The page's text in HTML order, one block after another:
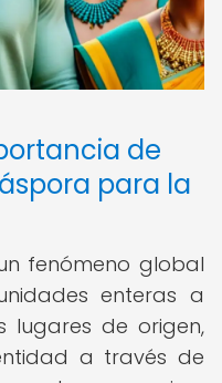
de
para la
fenómeno global
enteras a
lugares de origen,
a través de